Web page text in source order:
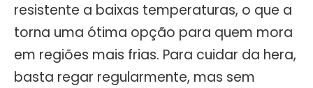
resistente a baixas temperaturas, o que a
torna uma ótima opção para quem mora
em regiões mais frias. Para cuidar da hera,
basta regar regularmente, mas sem